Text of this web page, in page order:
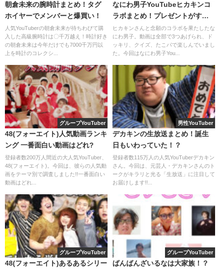
【SnowMan(すのちゅーぶ)】食べた
いもの当て企画一覧
ここまでのご紹介でSnow Man（すのちゅーぶ）での食べた
いもの当て企画についてわかったところで、先程、一覧で
ご紹介した動画について、どんな内容なのかをそれぞれ簡
単に見ていきましょう。
YouTubeに配信された順番にご紹介します。
朝倉未来の腕時計まとめ！タグ
ホイヤーでメンバーと爆買い！
人気YouTuberの朝倉未来が待ちわびて購
入した高級腕時計は〇千万越え！時計好き
の朝倉未来は今年だけでも7000千万円以
上を時計のコレクシ...
なにわ男子YouTubeヒカキンコ
ラボまとめ！プレゼントがすご
かった！？
ヒカキンさんと念願のコラボを果たしたな
にわ男子。動画は全部で3つあげられ、ド
ッキリ、クイズ、たこパで楽しんでいまし
た。今回はなにわ男子You...
グループYouTuber
48(フォーエイト)人気動画ランキ
ング 一番面白い動画はどれ?
登録者数200万人間近の大人気YouTuber、
48(フォーエイト)。今回は、彼らの人気動
画をテーマ別で調査しました!!一番面白い
動画はどれ...
男性YouTuber
デカキンの生放送まとめ！誕生
日もいわっていた！？
登録者数115万人の人気YouTuberデカキン
さん。今回は、元芸人・デカキンさんのト
ークがキラリと光る「生放送」に注目して
お届けします!!...
グループYouTuber
48(フォーエイト)あるあるシリー
グループYouTuber
ばんばんざいるなは大家族！？